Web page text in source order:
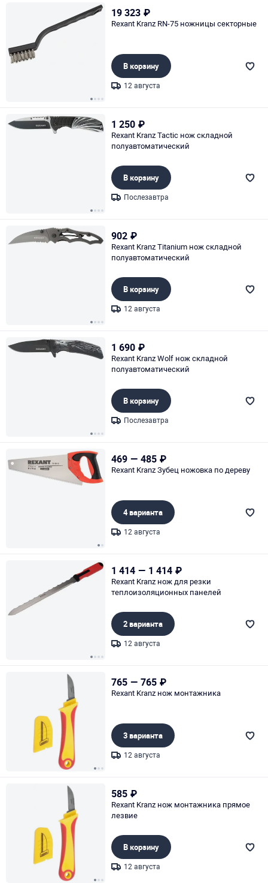
19 323 ₽
Rexant Kranz RN-75 ножницы секторные
В корзину
12 августа
1 250 ₽
Rexant Kranz Tactic нож складной
полуавтоматический
В корзину
Послезавтра
902 ₽
Rexant Kranz Titanium нож складной
полуавтоматический
В корзину
12 августа
1 690 ₽
Rexant Kranz Wolf нож складной
полуавтоматический
В корзину
Послезавтра
469 — 485 ₽
Rexant Kranz Зубец ножовка по дереву
4 варианта
12 августа
1 414 — 1 414 ₽
Rexant Kranz нож для резки
теплоизоляционных панелей
2 варианта
12 августа
765 — 765 ₽
Rexant Kranz нож монтажника
3 варианта
12 августа
585 ₽
Rexant Kranz нож монтажника прямое
лезвие
В корзину
12 августа